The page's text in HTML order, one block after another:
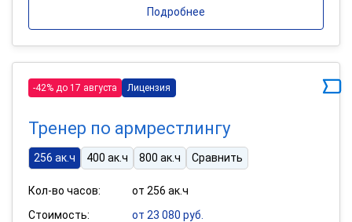
Подробнее
-42% до 17 августа Лицензия
Тренер по армрестлингу
256 ак.ч 400 ак.ч 800 ак.ч Сравнить
Кол-во часов:
от 256 ак.ч
Стоимость:
от 23 080 руб.